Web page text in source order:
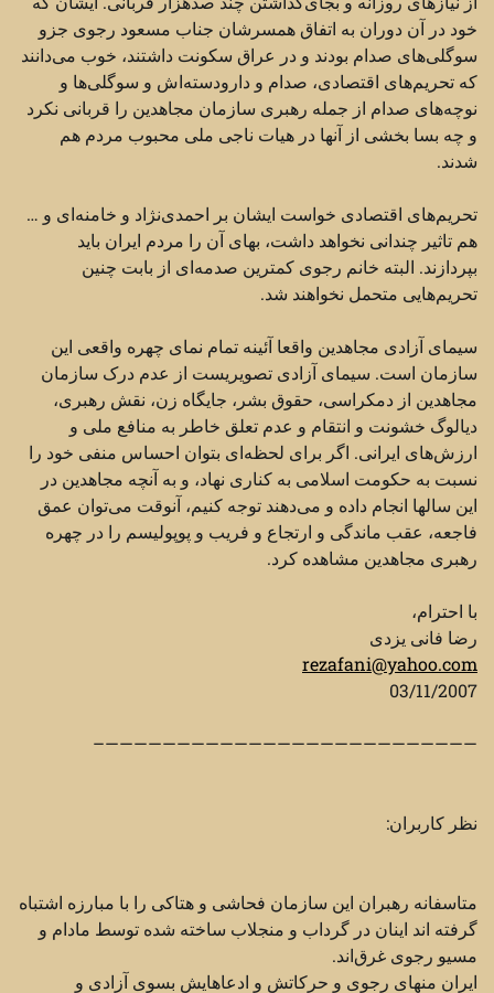
‏خود در آن دوران به اتفاق همسرشان جناب مسعود رجوی جزو
سوگلی‌های صدام بودند و در عراق سکونت ‏داشتند، خوب می‌دانند
که تحریم‌های اقتصادی، صدام و دارودسته‌اش و سوگلی‌ها و
نوچه‌های صدام از جمله ‏رهبری سازمان مجاهدین را قربانی نکرد
و چه بسا بخشی از آنها در هیات ناجی ملی محبوب مردم هم
شدند.‏
تحریم‌های اقتصادی خواست ایشان بر احمدی‌نژاد و خامنه‌ای و …
هم تاثیر چندانی نخواهد داشت، بهای آن را ‏مردم ایران باید
بپردازند. البته خانم رجوی کمترین صدمه‌ای از بابت چنین
تحریم‌هایی متحمل نخواهند شد.‏
سیمای آزادی مجاهدین واقعا آئینه تمام نمای چهره واقعی این
سازمان است. سیمای آزادی تصویریست از عدم ‏درک سازمان
مجاهدین از دمکراسی، حقوق بشر، جایگاه زن، نقش رهبری،
دیالوگ خشونت و انتقام و عدم تعلق ‏خاطر به منافع ملی و
ارزش‌های ایرانی. اگر برای لحظه‌ای بتوان احساس منفی خود را
نسبت به حکومت اسلامی ‏به کناری نهاد، و به آنچه مجاهدین در
این سالها انجام داده و می‌دهند توجه کنیم، آنوقت می‌توان عمق
فاجعه، عقب ‏ماندگی و ارتجاع و فریب و پوپولیسم را در چهره
رهبری مجاهدین مشاهده کرد. ‏
با احترام،
رضا فانی یزدی
rezafani@yahoo.com
——————————————————————————–
نظر کاربران:
متاسفانه رهبران اين سازمان فحاشی و هتاكی را با مبارزه اشتباه
گرفته اند اينان در گرداب و منجلاب ساخته شده توسط مادام و
مسيو رجوی غرق‌اند.
ايران منهای رجوی و حركاتش و ادعاهايش بسوی آزادی و